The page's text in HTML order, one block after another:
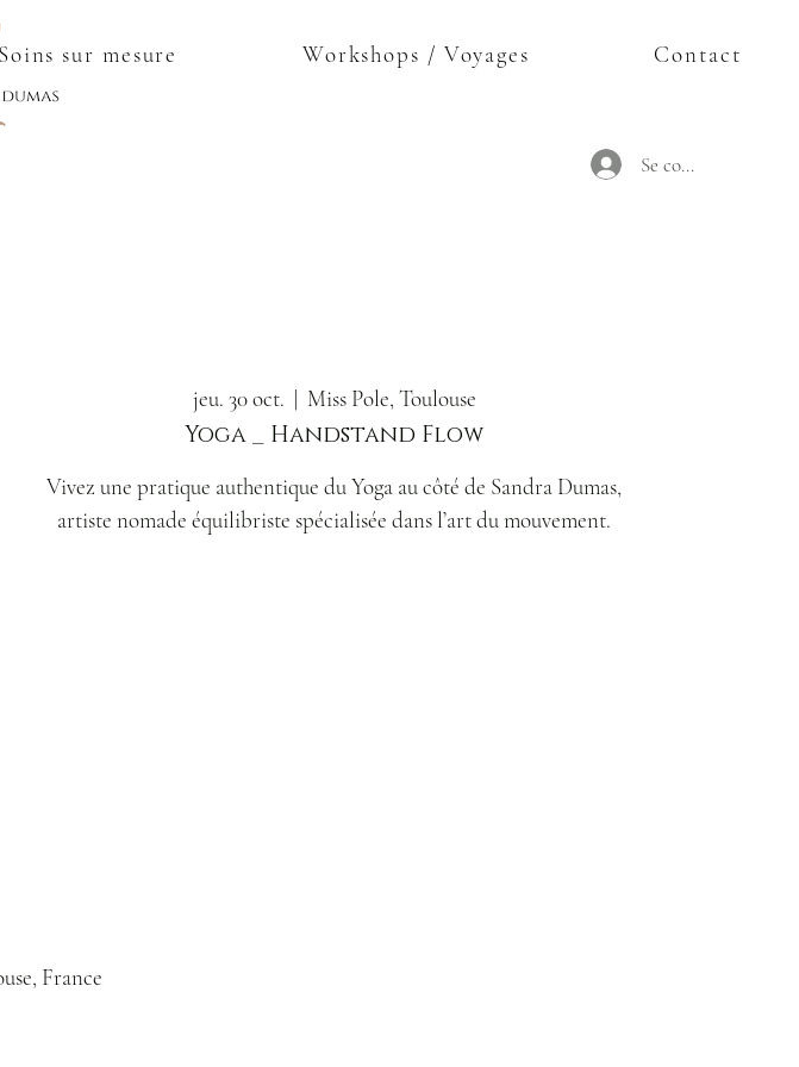
Se connecter
Soins sur mesure Workshops / Voyages Contact
jeu. 30 oct.
  |
Miss Pole, Toulouse
Yoga _ Handstand Flow
Vivez une pratique authentique du Yoga au côté de Sandra Dumas,
artiste nomade équilibriste spécialisée dans l’art du mouvement.
France